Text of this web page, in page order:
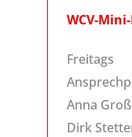
WCV-
Freitags
Anna
Dirk